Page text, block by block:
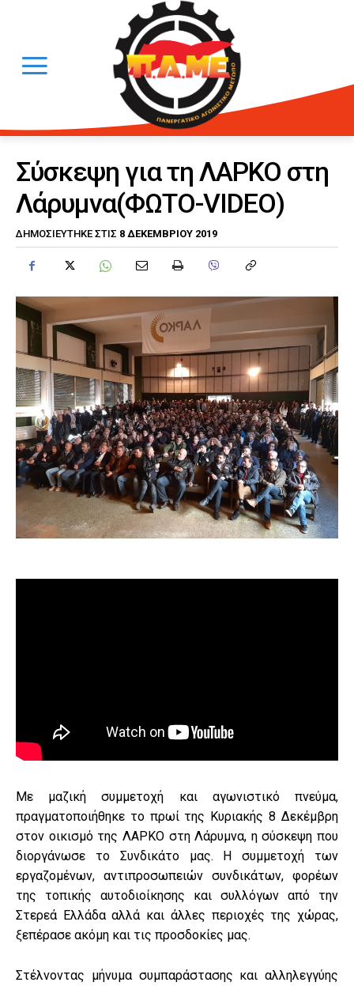
Σύσκεψη για τη ΛΑΡΚΟ στη
Λάρυμνα(ΦΩΤΟ-VIDEO)
ΔΗΜΟΣΙΕΎΤΗΚΕ ΣΤΙΣ 8 ΔΕΚΕΜΒΡΊΟΥ 2019
Με μαζική συμμετοχή και αγωνιστικό πνεύμα,
πραγματοποιήθηκε το πρωί της Κυριακής 8 Δεκέμβρη
στον οικισμό της ΛΑΡΚΟ στη Λάρυμνα, η σύσκεψη που
διοργάνωσε το Συνδικάτο μας. Η συμμετοχή των
εργαζομένων, αντιπροσωπειών συνδικάτων, φορέων
της τοπικής αυτοδιοίκησης και συλλόγων από την
Στερεά Ελλάδα αλλά και άλλες περιοχές της χώρας,
ξεπέρασε ακόμη και τις προσδοκίες μας.
Στέλνοντας μήνυμα συμπαράστασης και αλληλεγγύης